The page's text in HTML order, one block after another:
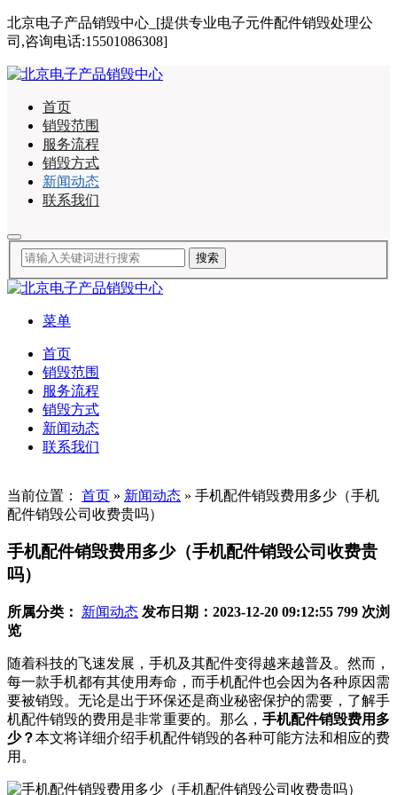
北京电子产品销毁中心_[提供专业电子元件配件销毁处理公
司,咨询电话:15501086308]
首页
销毁范围
服务流程
销毁方式
新闻动态
联系我们
菜单
首页
销毁范围
服务流程
销毁方式
新闻动态
联系我们
当前位置： 首页 » 新闻动态 » 手机配件销毁费用多少（手机
配件销毁公司收费贵吗）
手机配件销毁费用多少（手机配件销毁公司收费贵
吗）
所属分类： 新闻动态 发布日期：2023-12-20 09:12:55 799 次浏
览
随着科技的飞速发展，手机及其配件变得越来越普及。然而，
每一款手机都有其使用寿命，而手机配件也会因为各种原因需
要被销毁。无论是出于环保还是商业秘密保护的需要，了解手
机配件销毁的费用是非常重要的。那么， 手机配件销毁费用多
少？本文将详细介绍手机配件销毁的各种可能方法和相应的费
用。